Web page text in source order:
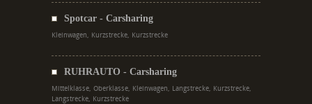
Spotcar - Carsharing
Kleinwagen, Kurzstrecke, Kurzstrecke
RUHRAUTO - Carsharing
Mittelklasse, Oberklasse, Kleinwagen, Langstrecke, Kurzstrecke,
Langstrecke, Kurzstrecke